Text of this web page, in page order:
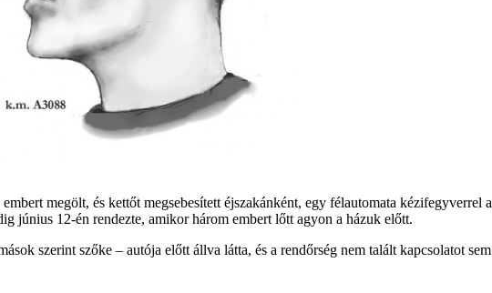
megölt, és kettőt megsebesített éjszakánként, egy félautomata
június 12-én rendezte, amikor három embert lőtt agyon a házuk előtt.
szerint szőke – autója előtt állva látta, és a rendőrség nem talált kapcsolatot